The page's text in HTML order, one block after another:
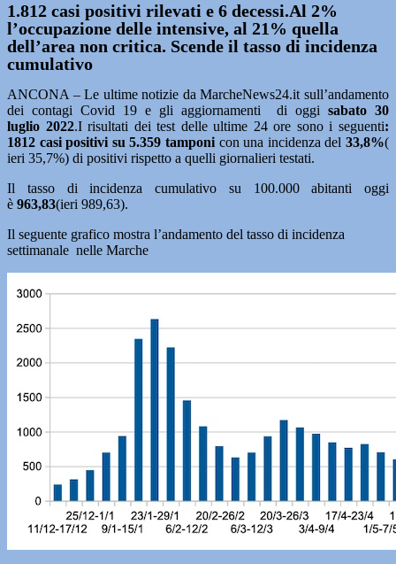
1.812 casi positivi rilevati e 6 decessi.Al 2%
l’occupazione delle intensive, al 21% quella
dell’area non critica. Scende il tasso di incidenza
cumulativo
ANCONA – Le ultime notizie da MarcheNews24.it sull’andamento
dei contagi Covid 19 e gli aggiornamenti di oggi sabato 30
luglio 2022.I risultati dei test delle ultime 24 ore sono i seguenti:
1812 casi positivi su 5.359tamponi con una incidenza del33,8%(
ieri 35,7%) di positivi rispetto a quelli giornalieri testati.
Il tasso di incidenza cumulativo su 100.000 abitanti oggi
è 963,83(ieri 989,63).
Il seguente grafico mostra l’andamento del tasso di incidenza
settimanale nelle Marche